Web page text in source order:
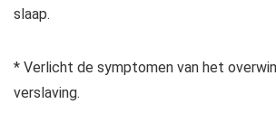
slaap.
* Verlicht de symptomen van het
verslaving.